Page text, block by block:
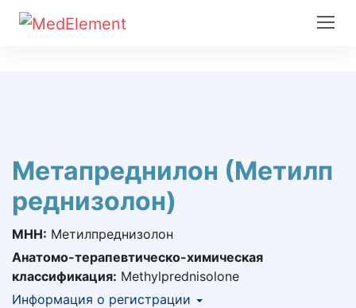
Метапреднилон (Метилп
реднизолон)
МНН: Метилпреднизолон
Анатомо-терапевтическо-химическая
классификация: Methylprednisolone
Информация о регистрации